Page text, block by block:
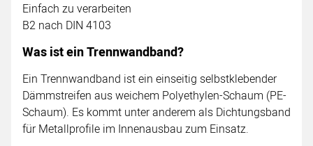
Einfach zu verarbeiten
B2 nach DIN 4103
Was ist ein Trennwandband?
Ein Trennwandband ist ein einseitig selbstklebender
Dämmstreifen aus weichem Polyethylen-Schaum (PE-
Schaum). Es kommt unter anderem als Dichtungsband
für Metallprofile im Innenausbau zum Einsatz.